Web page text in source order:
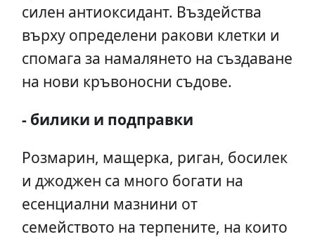
силен антиоксидант. Въздейства
върху определени ракови клетки и
спомага за намалянето на създаване
на нови кръвоносни съдове.
- билики и подправки
Розмарин, мащерка, риган, босилек
и джоджен са много богати на
есенциални мазнини от
семейството на терпените, на които